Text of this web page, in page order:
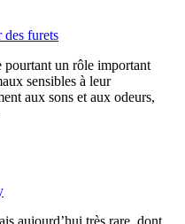
des furets
pourtant un rôle important
sensibles à leur
aux sons et aux odeurs,
aujourd’hui très rare, dont